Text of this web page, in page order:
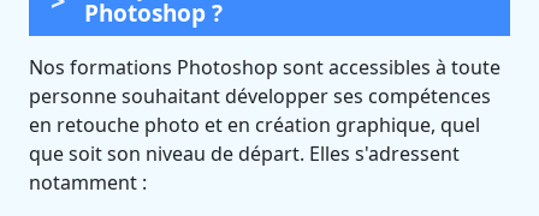
Photoshop ?
Nos formations Photoshop sont accessibles à toute
personne souhaitant développer ses compétences
en retouche photo et en création graphique, quel
que soit son niveau de départ. Elles s'adressent
notamment :